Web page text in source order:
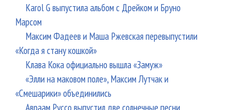
Karol G выпустила альбом с Дрейком и Бруно
Марсом
Максим Фадеев и Маша Ржевская перевыпустили
«Когда я стану кошкой»
Клава Кока официально вышла «Замуж»
«Элли на маковом поле», Максим Лутчак и
«Смешарики» объединились
Авраам Руссо выпустил две солнечные песни